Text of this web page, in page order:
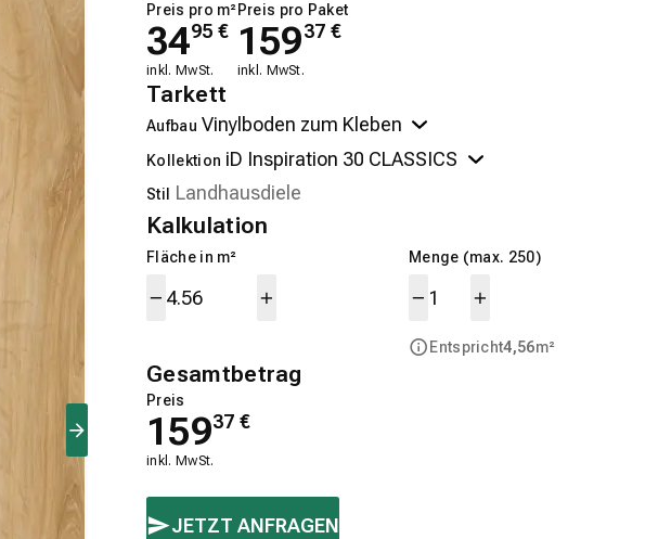
Preis pro m²
3495 €
inkl. MwSt.
Preis pro Paket
15937 €
inkl. MwSt.
Tarkett
Aufbau
Kollektion
Stil
Kalkulation
Fläche in m² Menge (max. 250)
Entspricht4,56m²
Gesamtbetrag
Preis
15937 €
inkl. MwSt.
JETZT ANFRAGEN